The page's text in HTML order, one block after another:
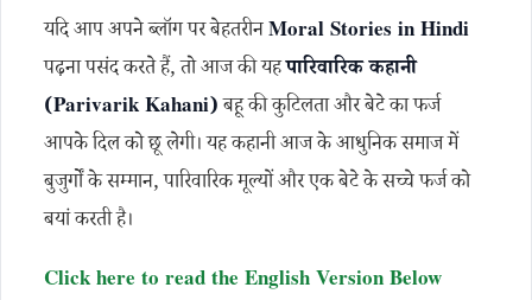
यदि आप अपने ब्लॉग पर बेहतरीनMoral Stories in Hindi
पढ़ना पसंद करते हैं, तो आज की यहपारिवारिक कहानी
(Parivarik Kahani)बहू की कुटिलता और बेटे का फर्ज
आपके दिल को छू लेगी। यह कहानी आज के आधुनिक समाज में
बुजुर्गों के सम्मान, पारिवारिक मूल्यों और एक बेटे के सच्चे फर्ज को
बयां करती है।
Click here to read the English Version Below